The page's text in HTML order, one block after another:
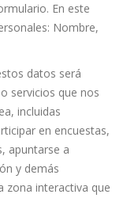
En este
Nombre,
datos será
servicios que nos
incluidas
en encuestas,
apuntarse a
y demás
zona interactiva que